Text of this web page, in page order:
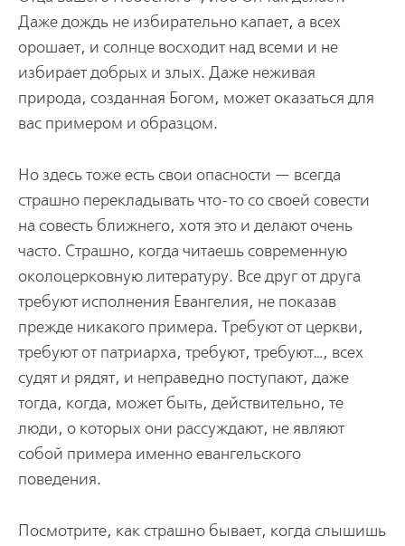
Даже дождь не избирательно капает, а всех
орошает, и солнце восходит над всеми и не
избирает добрых и злых. Даже неживая
природа, созданная Богом, может оказаться для
вас примером и образцом.
Но здесь тоже есть свои опасности — всегда
страшно перекладывать что-то со своей совести
на совесть ближнего, хотя это и делают очень
часто. Страшно, когда читаешь современную
околоцерковную литературу. Все друг от друга
требуют исполнения Евангелия, не показав
прежде никакого примера. Требуют от церкви,
требуют от патриарха, требуют, требуют…, всех
судят и рядят, и неправедно поступают, даже
тогда, когда, может быть, действительно, те
люди, о которых они рассуждают, не являют
собой примера именно евангельского
поведения.
Посмотрите, как страшно бывает, когда слышишь